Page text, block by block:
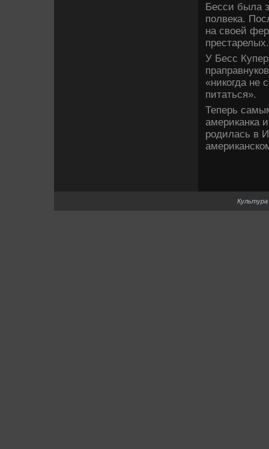
Бесси была
полве­ка.
на своей
престарелых.
У Бесс
«никогда не
питаться».
Теперь
американка
родилась в
Культура